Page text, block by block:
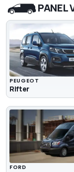
PANEL
PEUGEOT
Rifter
FORD